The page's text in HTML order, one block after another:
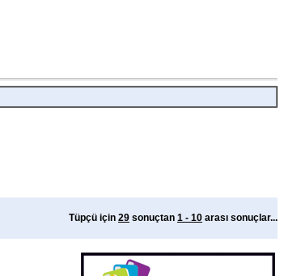
Tüpçü için 29 sonuçtan 1 - 10 arası sonuçlar...